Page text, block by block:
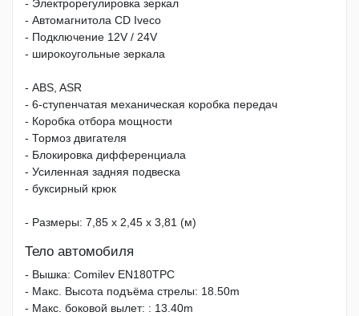
- Электрорегулировка зеркал
- Автомагнитола CD Iveco
- Подключение 12V / 24V
- широкоугольные зеркала
- ABS, ASR
- 6-ступенчатая механическая коробка передач
- Коробка отбора мощности
- Тормоз двигателя
- Блокировка дифференциала
- Усиленная задняя подвеска
- буксирный крюк
- Размеры: 7,85 х 2,45 х 3,81 (м)
Тело автомобиля
- Вышка: Comilev EN180TPC
- Макс. Высота подъёма стрелы: 18.50m
- Макс. боковой вылет: : 13.40m